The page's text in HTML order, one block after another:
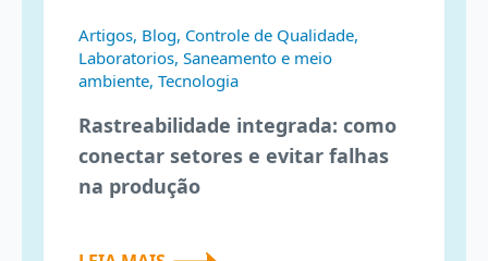
Artigos, Blog, Controle de Qualidade,
Laboratorios, Saneamento e meio
ambiente, Tecnologia
Rastreabilidade integrada: como
conectar setores e evitar falhas
na produção